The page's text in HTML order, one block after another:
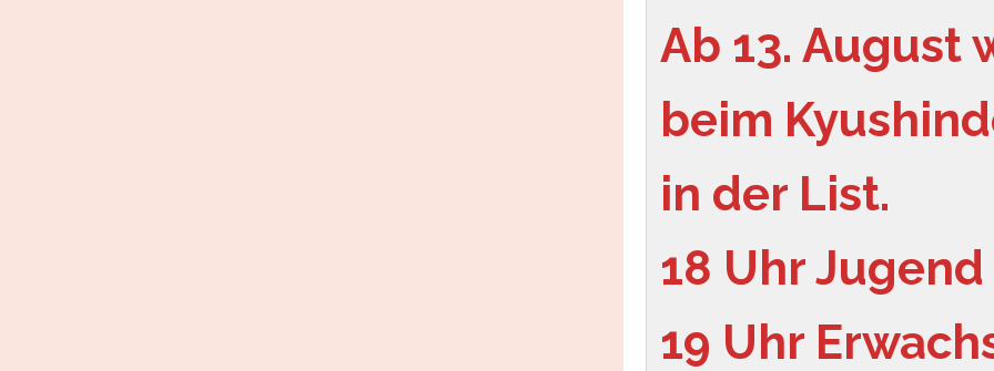
Ab 13. August
beim
in der List.
18 Uhr
19 Uhr